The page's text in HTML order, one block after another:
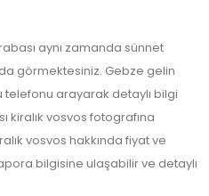
aynı zamanda sünnet
görmektesiniz. Gebze gelin
telefonu arayarak detaylı bilgi
kiralık vosvos fotografına
vosvos hakkında fiyat ve
bilgisine ulaşabilir ve detaylı